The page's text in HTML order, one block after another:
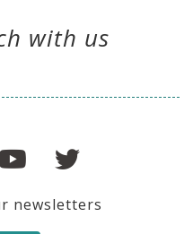
with us
newsletters